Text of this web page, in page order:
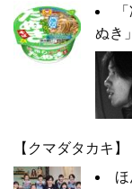
ぬき
【クマダタカキ】